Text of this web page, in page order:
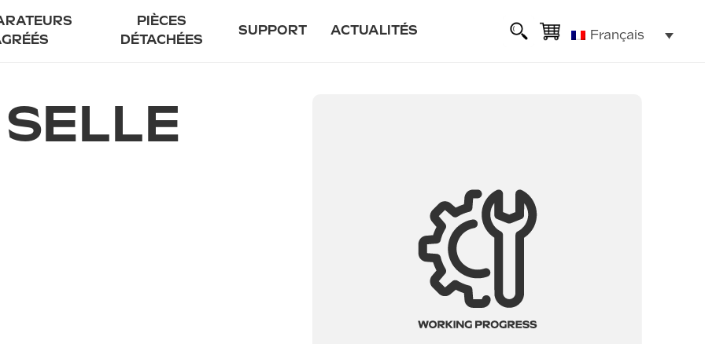
ALL ROAD 6 2x2
un réparateur agréé
PIÈCES
DÉTACHÉES
SUPPORT ACTUALITÉS Français